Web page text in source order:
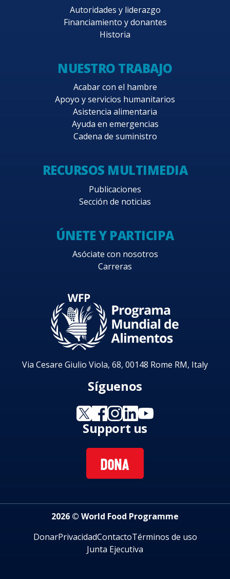
Autoridades y liderazgo
Financiamiento y donantes
Historia
NUESTRO TRABAJO
Acabar con el hambre
Apoyo y servicios humanitarios
Asistencia alimentaria
Ayuda en emergencias
Cadena de suministro
RECURSOS MULTIMEDIA
Publicaciones
Sección de noticias
ÚNETE Y PARTICIPA
Asóciate con nosotros
Carreras
Via Cesare Giulio Viola, 68, 00148 Rome RM, Italy
Síguenos
Support us
DONA
2026 © World Food Programme
DonarPrivacidadContactoTérminos de uso
Junta Ejecutiva